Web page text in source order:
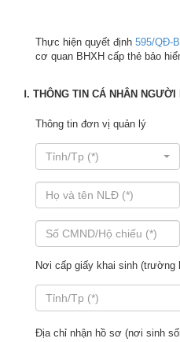
Thực hiện quyết định595/QĐ-
cơ quan BHXH cấp thẻ bảo
Ⅰ. THÔNG TIN CÁ NHÂN
Thông tin đơn vị quản lý
Tỉnh/Tp (*)
Nơi cấp giấy khai sinh
Tỉnh/Tp (*)
Địa chỉ nhận hồ sơ (nơi sinh